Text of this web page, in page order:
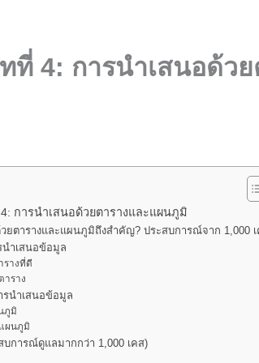
ที่ 4: การนำเสนอด้วย
การนำเสนอด้วยตารางและแผนภูมิ
ยตารางและแผนภูมิถึงสำคัญ? ประสบการณ์จาก 1,000
นำเสนอข้อมูล
รางที่ดี
าราง
นำเสนอข้อมูล
ภูมิ
ผนภูมิ
การณ์ดูแลมากกว่า 1,000 เคส)